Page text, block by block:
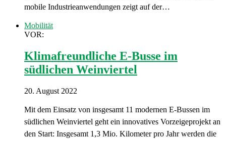
mobile Industrieanwendungen zeigt auf der…
Mobilität
VOR:
Klimafreundliche E-Busse im
südlichen Weinviertel
20. August 2022
Mit dem Einsatz von insgesamt 11 modernen E-Bussen im
südlichen Weinviertel geht ein innovatives Vorzeigeprojekt an
den Start: Insgesamt 1,3 Mio. Kilometer pro Jahr werden die